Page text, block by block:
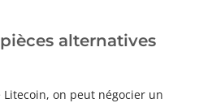
alternatives
on peut négocier un